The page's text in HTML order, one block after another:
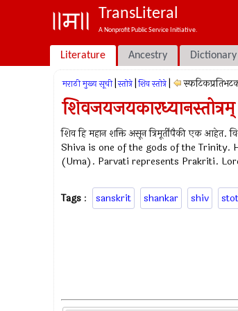
TransLiteral
A Nonprofit Public Service Initiative.
Literature Ancestry Dictionary
मराठी मुख्य सूची स्तोत्रे शिव स्तोत्रे
शिव हि महान शक्ति असून त्रिमूर्तींपैकी एक आहेत.
Shiva is one of the gods of the Trinity.
(Uma). Parvati represents Prakriti.
Tags : sanskrit shankar shiv